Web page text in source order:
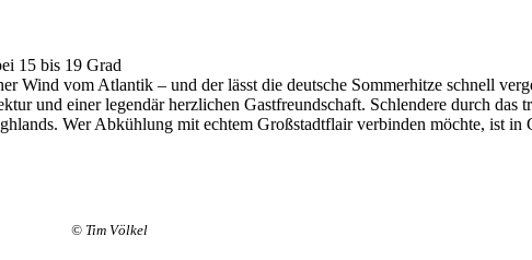
15 bis 19 Grad
Wind vom Atlantik – und der lässt die deutsche Sommerhitze schnell
und einer legendär herzlichen Gastfreundschaft. Schlendere durch das
Wer Abkühlung mit echtem Großstadtflair verbinden möchte, ist
© Tim Völkel